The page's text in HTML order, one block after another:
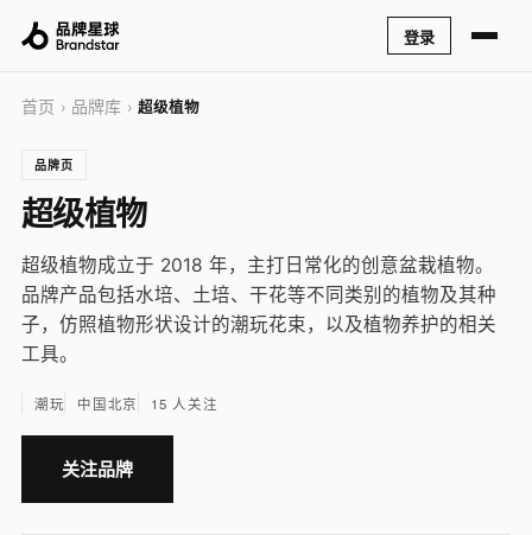
登录
首页 › 品牌库 › 超级植物
品牌页
超级植物
超级植物成立于 2018 年，主打日常化的创意盆栽植物。
品牌产品包括水培、土培、干花等不同类别的植物及其种
子，仿照植物形状设计的潮玩花束，以及植物养护的相关
工具。
潮玩 中国北京 15 人关注
关注品牌